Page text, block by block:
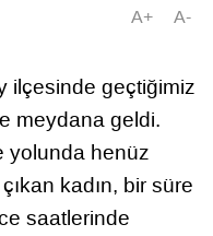
A+ A-
ilçesinde geçtiğimiz
meydana geldi.
yolunda henüz
kadın, bir süre
saatlerinde